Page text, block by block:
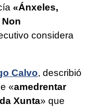
«Ánxeles,
considera
Calvo, describió
«amedrentar
Xunta» que